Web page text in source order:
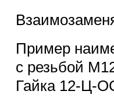
Пример
с резьбой
Гайка 12-Ц-